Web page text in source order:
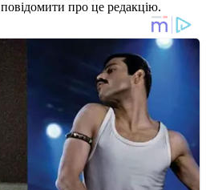
про це редакцію.